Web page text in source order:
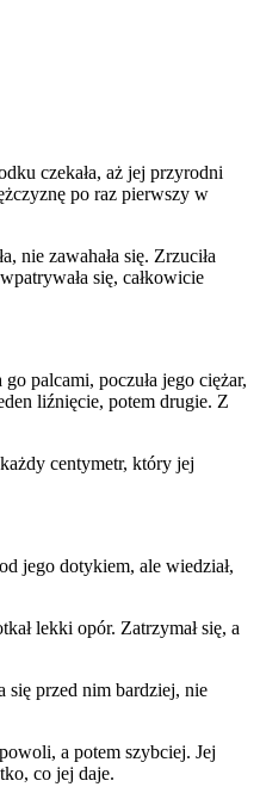
czekała, aż jej przyrodni
po raz pierwszy w
nie zawahała się. Zrzuciła
się, całkowicie
palcami, poczuła jego ciężar,
liźnięcie, potem drugie. Z
centymetr, który jej
jego dotykiem, ale wiedział,
lekki opór. Zatrzymał się, a
się przed nim bardziej, nie
a potem szybciej. Jej
co jej daje.